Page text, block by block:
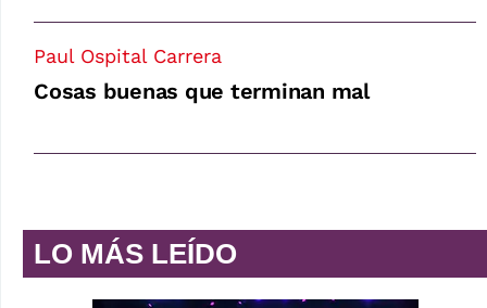
Paul Ospital Carrera
Cosas buenas que terminan mal
LO MÁS LEÍDO